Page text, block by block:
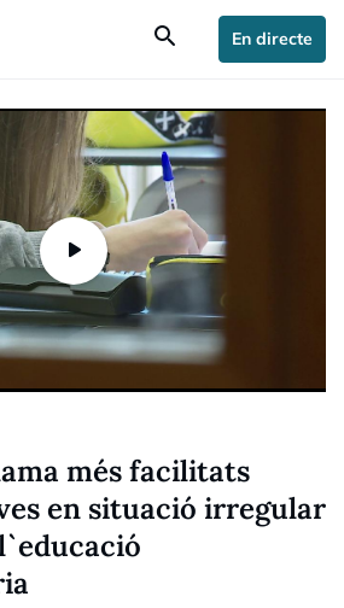
search En directe
més facilitats
en situació irregular